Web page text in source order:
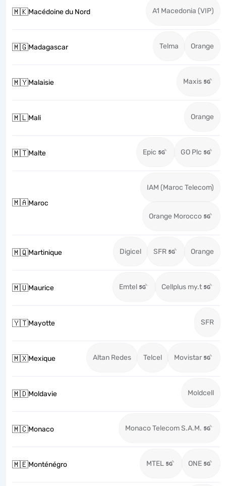
🇲🇰Macédoine du Nord A1 Macedonia (VIP)
🇲🇬Madagascar Telma Orange
🇲🇾Malaisie Maxis
🇲🇱Mali Orange
🇲🇹Malte Epic GO Plc
🇲🇦Maroc
IAM (Maroc Telecom)
Orange Morocco
🇲🇶Martinique Digicel SFR Orange
🇲🇺Maurice Emtel Cellplus my.t
🇾🇹Mayotte SFR
🇲🇽Mexique Altan Redes Telcel Movistar
🇲🇩Moldavie Moldcell
🇲🇨Monaco Monaco Telecom S.A.M.
🇲🇪Monténégro MTEL ONE